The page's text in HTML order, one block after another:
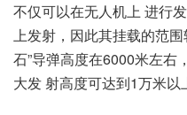
不仅可以在无人机上 进行
上发射，因此其挂载的范
石”导弹高度在6000米左右
大发 射高度可达到1万米以